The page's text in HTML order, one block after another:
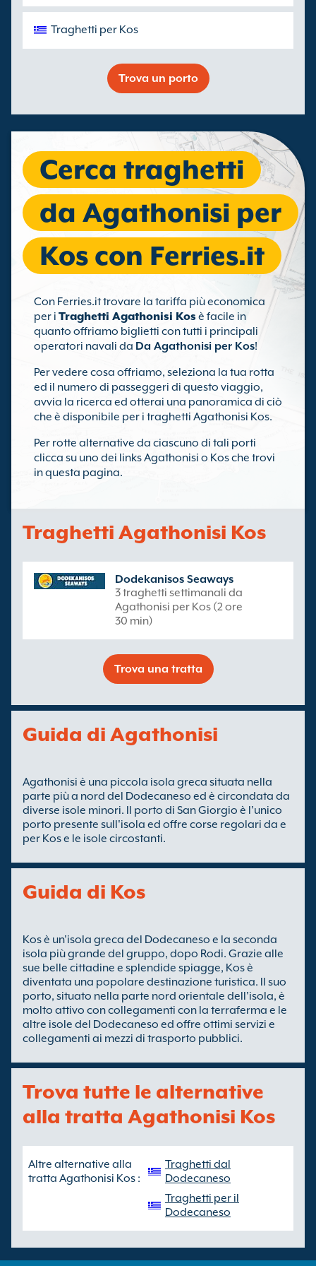
Traghetti per Kos
Trova un porto
Cerca traghetti
da Agathonisi per
Kos con Ferries.it
Con Ferries.it trovare la tariffa più economica
per i Traghetti Agathonisi Kos è facile in
quanto offriamo biglietti con tutti i principali
operatori navali da Da Agathonisi per Kos!
Per vedere cosa offriamo, seleziona la tua rotta
ed il numero di passeggeri di questo viaggio,
avvia la ricerca ed otterai una panoramica di ciò
che è disponibile per i traghetti Agathonisi Kos.
Per rotte alternative da ciascuno di tali porti
clicca su uno dei links Agathonisi o Kos che trovi
in questa pagina.
Traghetti Agathonisi Kos
Dodekanisos Seaways
3 traghetti settimanali da
Agathonisi per Kos (2 ore
30 min)
Trova una tratta
Guida di Agathonisi
Agathonisi è una piccola isola greca situata nella
parte più a nord del Dodecaneso ed è circondata da
diverse isole minori. Il porto di San Giorgio è l'unico
porto presente sull'isola ed offre corse regolari da e
per Kos e le isole circostanti.
Guida di Kos
Kos è un'isola greca del Dodecaneso e la seconda
isola più grande del gruppo, dopo Rodi. Grazie alle
sue belle cittadine e splendide spiagge, Kos è
diventata una popolare destinazione turistica. Il suo
porto, situato nella parte nord orientale dell'isola, è
molto attivo con collegamenti con la terraferma e le
altre isole del Dodecaneso ed offre ottimi servizi e
collegamenti ai mezzi di trasporto pubblici.
Trova tutte le alternative
alla tratta Agathonisi Kos
Altre alternative alla
tratta Agathonisi Kos :
Traghetti dal
Dodecaneso
Traghetti per il
Dodecaneso